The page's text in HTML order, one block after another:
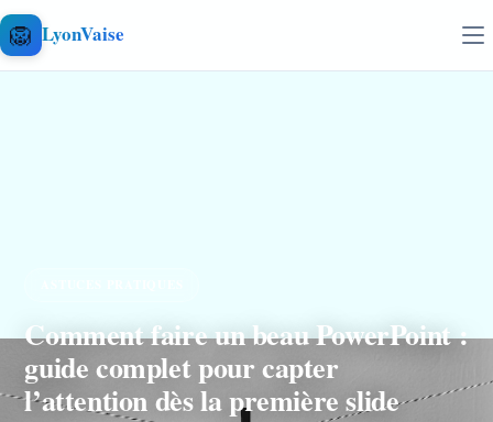
Aller au contenu
🦁 LyonVaise
Comment faire un beau PowerPoint :
guide complet pour capter
l’attention dès la première slide